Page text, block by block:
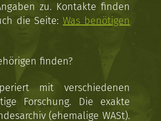
zu. Kontakte finden
die Seite:Was benötigen
finden?
mit verschiedenen
Forschung. Die exakte
(ehemalige WASt).